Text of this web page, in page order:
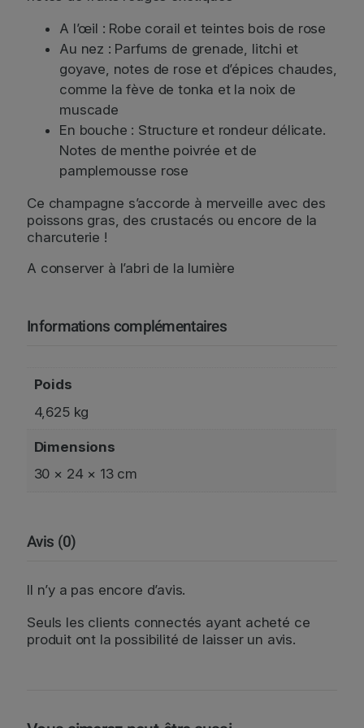
A l’œil : Robe corail et teintes bois de rose
Au nez : Parfums de grenade, litchi et
goyave, notes de rose et d’épices chaudes,
comme la fève de tonka et la noix de
muscade
En bouche : Structure et rondeur délicate.
Notes de menthe poivrée et de
pamplemousse rose
Ce champagne s’accorde à merveille avec des
poissons gras, des crustacés ou encore de la
charcuterie !
A conserver à l’abri de la lumière
Informations complémentaires
Poids
4,625 kg
Dimensions
30 × 24 × 13 cm
Avis (0)
Il n’y a pas encore d’avis.
Seuls les clients connectés ayant acheté ce
produit ont la possibilité de laisser un avis.